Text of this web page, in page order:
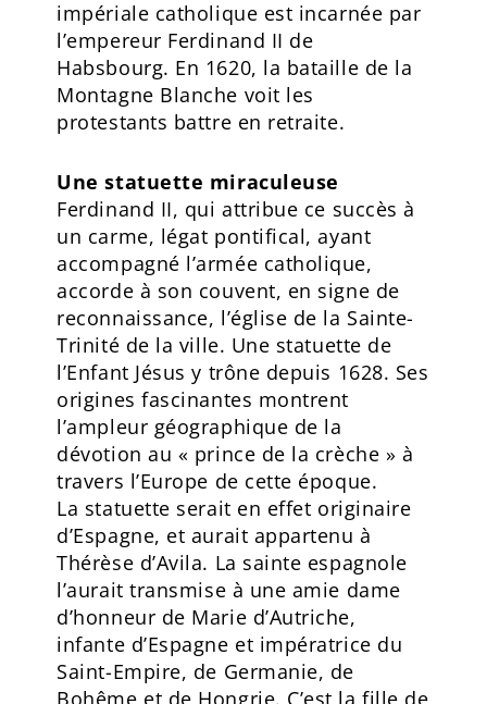
impériale catholique est incarnée par
l’empereur Ferdinand II de
Habsbourg. En 1620, la bataille de la
Montagne Blanche voit les
protestants battre en retraite.
Une statuette miraculeuse
Ferdinand II, qui attribue ce succès à
un carme, légat pontifical, ayant
accompagné l’armée catholique,
accorde à son couvent, en signe de
reconnaissance, l’église de la Sainte-
Trinité de la ville. Une statuette de
l’Enfant Jésus y trône depuis 1628. Ses
origines fascinantes montrent
l’ampleur géographique de la
dévotion au « prince de la crèche » à
travers l’Europe de cette époque.
La statuette serait en effet originaire
d’Espagne, et aurait appartenu à
Thérèse d’Avila. La sainte espagnole
l’aurait transmise à une amie dame
d’honneur de Marie d’Autriche,
infante d’Espagne et impératrice du
Saint-Empire, de Germanie, de
Bohême et de Hongrie. C’est la fille de